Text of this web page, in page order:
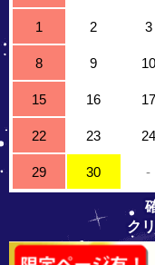
1 2 3
8 9 10
15 16 17
22 23 24
29 30 -
ク